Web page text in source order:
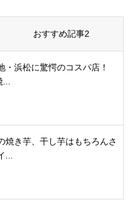
おすすめ記事2
・浜松に驚愕のコスパ店！
...
焼き芋、干し芋はもちろんさ
...